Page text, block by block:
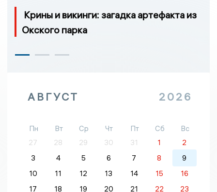
Крины и викинги: загадка артефакта из
Окского парка
АВГУСТ 2026
Пн Вт Ср Чт Пт Сб
Вс
27
28 29 30 31 1
2
3
4 5 6 7 8
9
10
11 12 13 14 15
16
17
18 19 20 21 22 23